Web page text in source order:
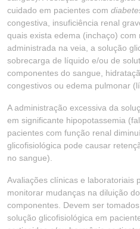
cuidado em pacientes com
congestiva, insuficiência renal
quais exista edema (inchaço)
administrada na veia, a solução
sobrecarga de líquido e/ou de
componentes do sangue,
congestivos ou edema pulmonar
A administração excessiva da
em significante hipopotassemia
pacientes com função renal
glicofisiológica pode causar
no sangue).
Avaliações clínicas e laboratoriais
monitorar mudanças na diluição
componentes. Devem ser
solução glicofisiológica em